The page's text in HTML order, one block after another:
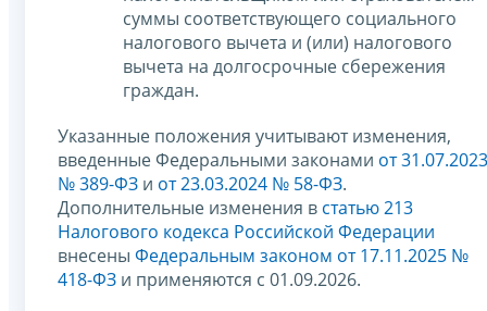
суммы соответствующего социального
налогового вычета и (или) налогового
вычета на долгосрочные сбережения
граждан.
Указанные положения учитывают изменения,
введенные Федеральными законами от 31.07.2023
№ 389-ФЗ и от 23.03.2024 № 58-ФЗ.
Дополнительные изменения в статью 213
Налогового кодекса Российской Федерации
внесены Федеральным законом от 17.11.2025 №
418-ФЗ и применяются с 01.09.2026.